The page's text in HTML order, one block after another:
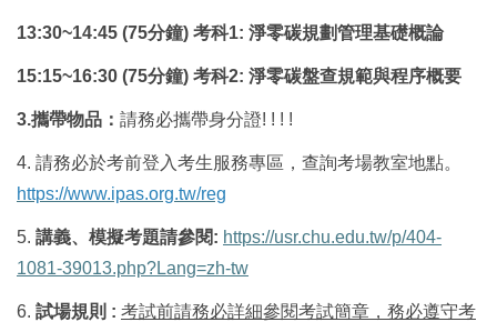
13:30~14:45 (75分鐘) 考科1: 淨零碳規劃管理基礎概論
15:15~16:30 (75分鐘) 考科2: 淨零碳盤查規範與程序概要
3.攜帶物品： 請務必攜帶身分證! ! ! !
4. 請務必於考前登入考生服務專區，查詢考場教室地點。
https://www.ipas.org.tw/reg
5. 講義、模擬考題請參閱: https://usr.chu.edu.tw/p/404-
1081-39013.php?Lang=zh-tw
6. 試場規則 : 考試前請務必詳細參閱考試簡章，務必遵守考